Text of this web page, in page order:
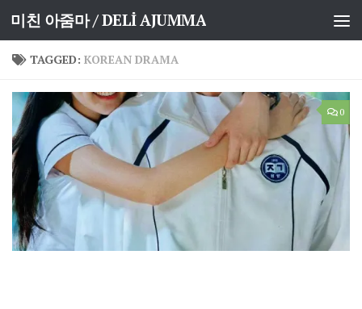
Skip to content
미친 아줌마 / DELİ AJUMMA
TAGGED: KOREAN DRAMA
0